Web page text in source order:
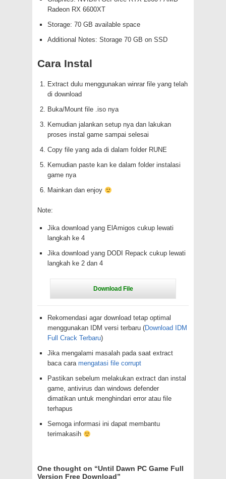
Radeon RX 6600XT
Storage: 70 GB available space
Additional Notes: Storage 70 GB on SSD
Cara Instal
Extract dulu menggunakan winrar file yang telah
di download
Buka/Mount file .iso nya
Kemudian jalankan setup nya dan lakukan
proses instal game sampai selesai
Copy file yang ada di dalam folder RUNE
Kemudian paste kan ke dalam folder instalasi
game nya
Mainkan dan enjoy
Note:
Jika download yang ElAmigos cukup lewati
langkah ke 4
Jika download yang DODI Repack cukup lewati
langkah ke 2 dan 4
Rekomendasi agar download tetap optimal
menggunakan IDM versi terbaru (Download IDM
Full Crack Terbaru)
Jika mengalami masalah pada saat extract
baca cara mengatasi file corrupt
Pastikan sebelum melakukan extract dan instal
game, antivirus dan windows defender
dimatikan untuk menghindari error atau file
terhapus
Semoga informasi ini dapat membantu
terimakasih
One thought on “Until Dawn PC Game Full
Version Free Download”